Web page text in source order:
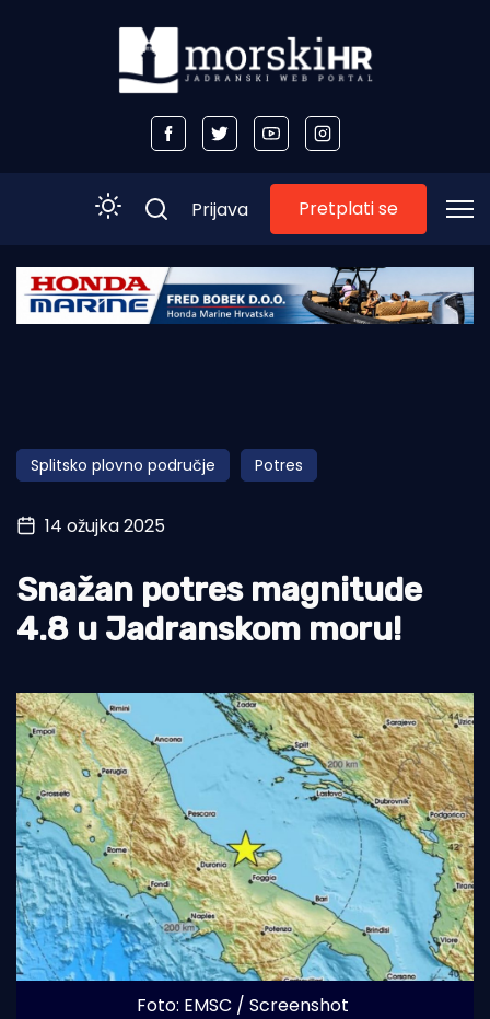
Početna
Obala
Otoci
Turizam i nautika
Pomorstvo
Ribolov
Tradicija i kultura
Prijava Pretplati se
Splitsko plovno područje Potres
14 ožujka 2025
Snažan potres magnitude
4.8 u Jadranskom moru!
Foto: EMSC / Screenshot